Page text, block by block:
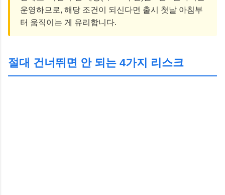
운영하므로, 해당 조건이 되신다면 출시 첫날 아침부
터 움직이는 게 유리합니다.
절대 건너뛰면 안 되는 4가지 리스크